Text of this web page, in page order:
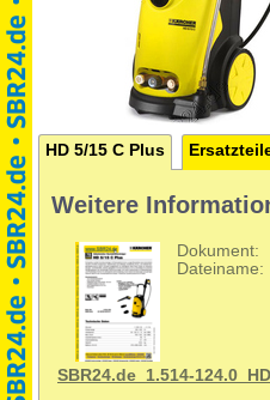
HD 5/15 C Plus
Weitere
Dokument:
Dateiname:
SBR24.de_1.514-